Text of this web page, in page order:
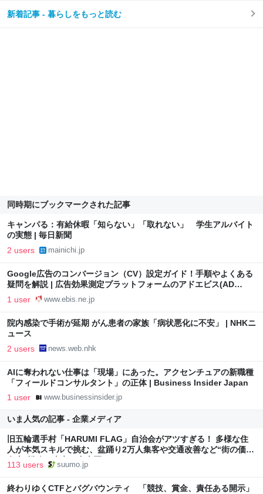
新着記事 - 暮らしをもっと読む
同時期にブックマークされた記事
キャンパる：有給休暇「知らない」「取れない」 学生アルバイト
の実態 | 毎日新聞
2 users mainichi.jp
Google広告のコンバージョン（CV）設定ガイド！手順やよくある
疑問を解説 | 広告効果測定プラットフォームのアドエビス(AD
EBiS)
1 user www.ebis.ne.jp
院内感染で手術が延期 がん患者の家族「病状悪化に不安」 | NHKニ
ュース
2 users news.web.nhk
AIに奪われない仕事は「現場」にあった。アクセンチュアの新職種
「フィールドコンサルタント」の正体 | Business Insider Japan
1 user www.businessinsider.jp
いま人気の記事 - 企業メディア
旧五輪選手村「HARUMI FLAG」自治会がアツすぎる！ 多様な住
人が本気スキルで挑む、盆踊り2万人集客や交通改善など“街の価値
向上”戦略 東京・中央区
113 users suumo.jp
終わりゆくCTFとバグバウンティ 「競技、賞金、責任ある開示」